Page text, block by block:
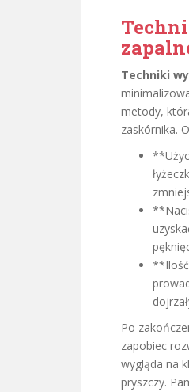
Techniki
metody,
zaskórnika.
**Ilość
Po
zapobiec
wygląda na
pryszczy.